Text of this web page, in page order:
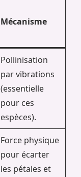
Mécanisme
Pollinisation
par vibrations
(essentielle
pour ces
espèces).
Force physique
pour écarter
les pétales et